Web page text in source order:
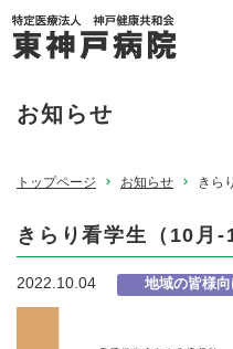
お知らせ
トップページ お知らせ きら
きらり看学生（10月-
2022.10.04 地域の皆様向